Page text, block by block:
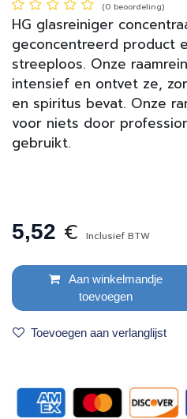
(0 beoordeling)
HG glasreiniger
geconcentreerd product
streeploos. Onze
intensief en ontvet ze,
en spiritus bevat. Onze
voor niets door
gebruikt.
5,52 € Inclusief BTW
Aan winkelmandje
toevoegen
Toevoegen aan verlanglijst